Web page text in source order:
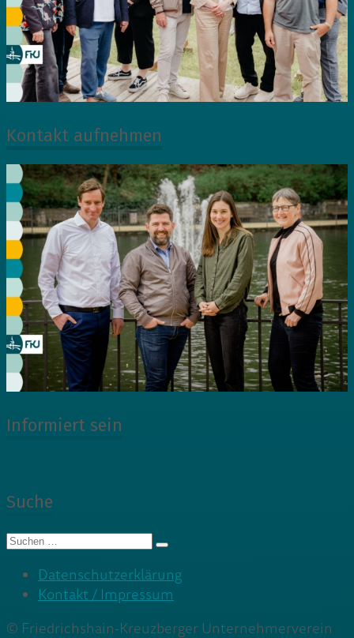
Kontakt aufnehmen
Informiert sein
Suche
Suche
Datenschutzerklärung
Kontakt / Impressum
© Friedrichshain-Kreuzberger Unternehmerverein